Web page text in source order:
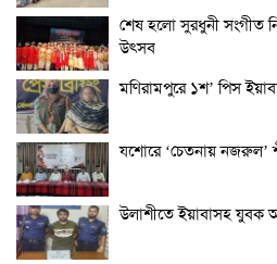
শেষ হলো সুরধুনী সংগীত
উৎসব
মণিরামপুরে ১শ’ পিস
যশোরে ‘চেতনায় নজরুল’
উলাশীতে ইয়াবাসহ যুবক